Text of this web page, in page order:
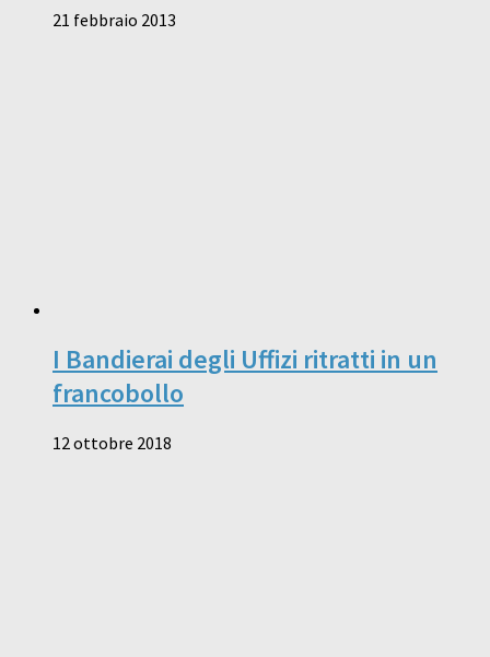
21 febbraio 2013
I Bandierai degli Uffizi ritratti in un
francobollo
12 ottobre 2018